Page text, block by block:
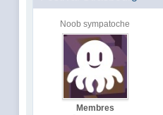
Noob sympatoche
Membres